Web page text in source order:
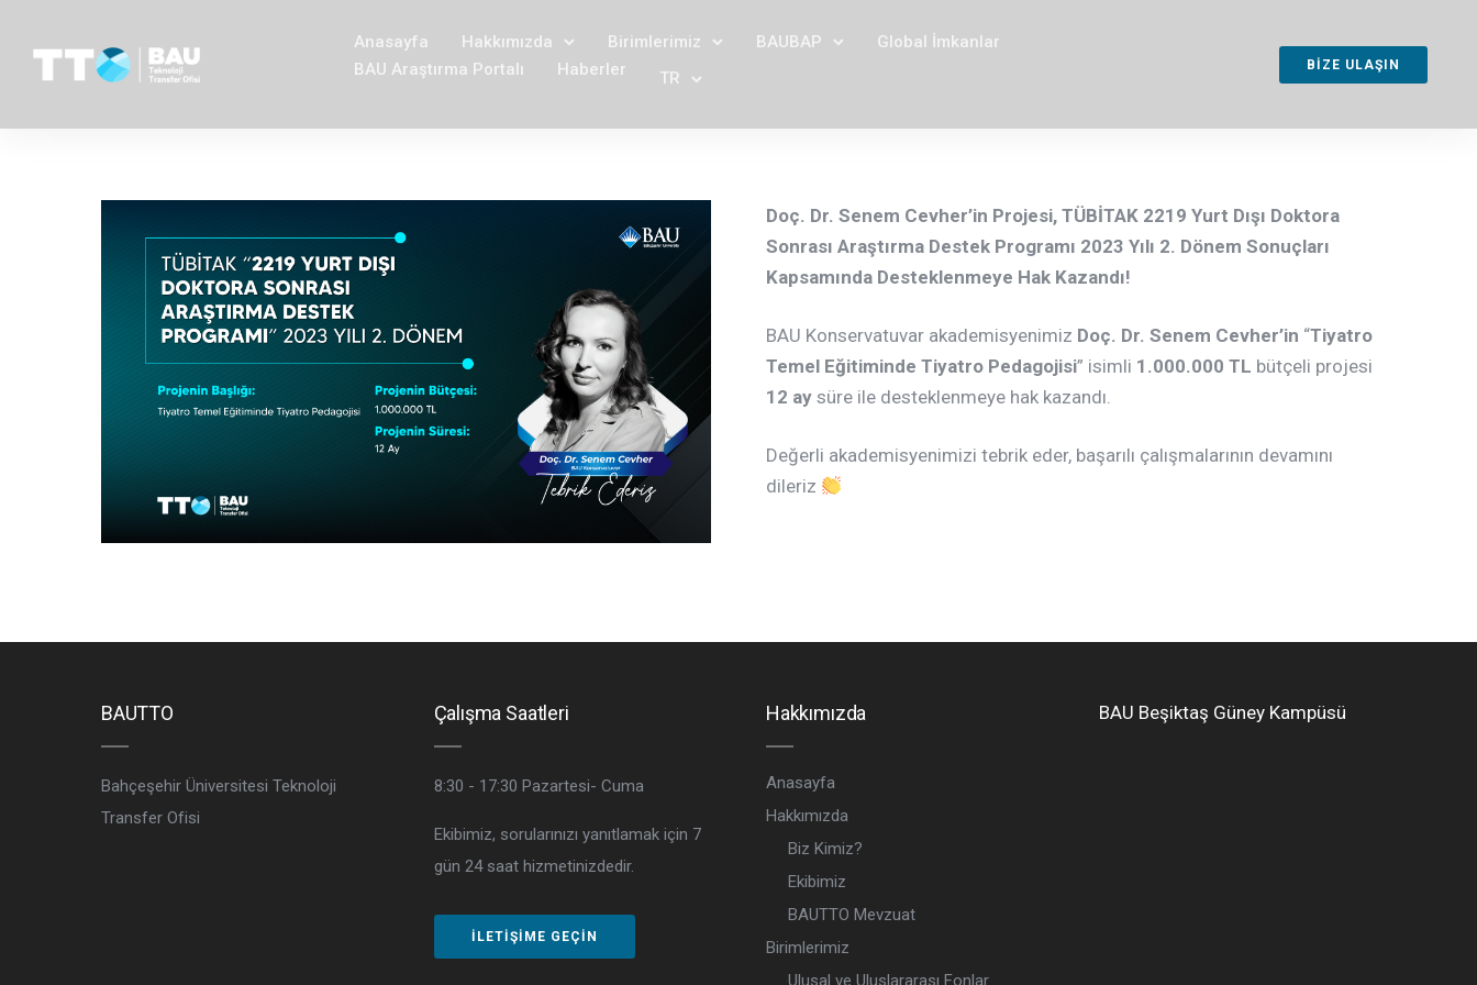
Anasayfa Hakkımızda Birimlerimiz BAUBAP
Global İmkanlar
BAU Araştırma Portalı
Haberler TR
BİZE ULAŞIN
Doç. Dr. Senem Cevher’in Projesi, TÜBİTAK 2219 Yurt Dışı Doktora
Sonrası Araştırma Destek Programı 2023 Yılı 2. Dönem Sonuçları
Kapsamında Desteklenmeye Hak Kazandı!
BAU Konservatuvar akademisyenimiz Doç. Dr. Senem Cevher’in “Tiyatro
Temel Eğitiminde Tiyatro Pedagojisi” isimli 1.000.000 TL bütçeli projesi
12 ay süre ile desteklenmeye hak kazandı.
Değerli akademisyenimizi tebrik eder, başarılı çalışmalarının devamını
dileriz
BAUTTO
Bahçeşehir Üniversitesi Teknoloji
Transfer Ofisi
Çalışma Saatleri
8:30 - 17:30 Pazartesi- Cuma
Ekibimiz, sorularınızı yanıtlamak için 7
gün 24 saat hizmetinizdedir.
İLETIŞIME GEÇIN
Hakkımızda
Anasayfa
Hakkımızda
Biz Kimiz?
Ekibimiz
BAUTTO Mevzuat
Birimlerimiz
Ulusal ve Uluslararası Fonlar
BAU Beşiktaş Güney Kampüsü